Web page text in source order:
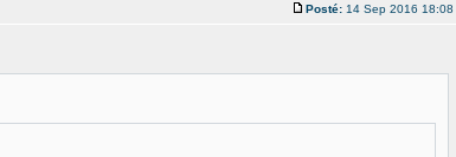
Posté: 14 Sep 2016 18:08